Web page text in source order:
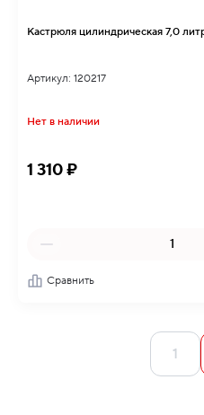
Кастрюля цилиндрическая 7,0
Артикул: 120217
Нет в наличии
1 310 ₽
Сравнить
1